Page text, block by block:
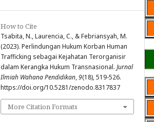
How to Cite
Tsabita, N., Laurencia, C., & Febriansyah, M.
(2023). Perlindungan Hukum Korban Human
Trafficking sebagai Kejahatan Terorganisir
dalam Kerangka Hukum Transnasional. Jurnal
Ilmiah Wahana Pendidikan,9(18), 519-526.
https://doi.org/10.5281/zenodo.8317837
More Citation Formats